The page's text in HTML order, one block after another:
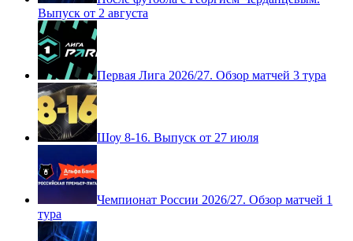
Выпуск от 2 августа
Первая Лига 2026/27. Обзор матчей 3 тура
Шоу 8-16. Выпуск от 27 июля
Чемпионат России 2026/27. Обзор матчей 1
тура